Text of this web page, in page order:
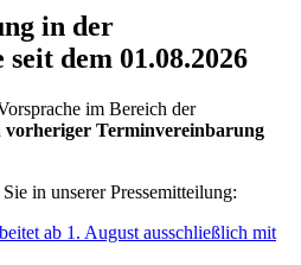
in der
dem 01.08.2026
im Bereich der
vorheriger Terminvereinbarung
in unserer Pressemitteilung:
ab 1. August ausschließlich mit